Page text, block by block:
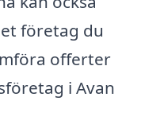
företag du
offerter
i Avan